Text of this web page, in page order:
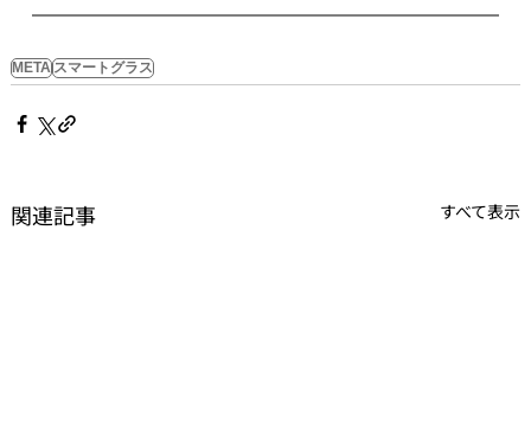
METAスマートグラス
関連記事 すべて表示